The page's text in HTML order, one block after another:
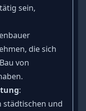
sein,
die sich
von
:
städtischen und